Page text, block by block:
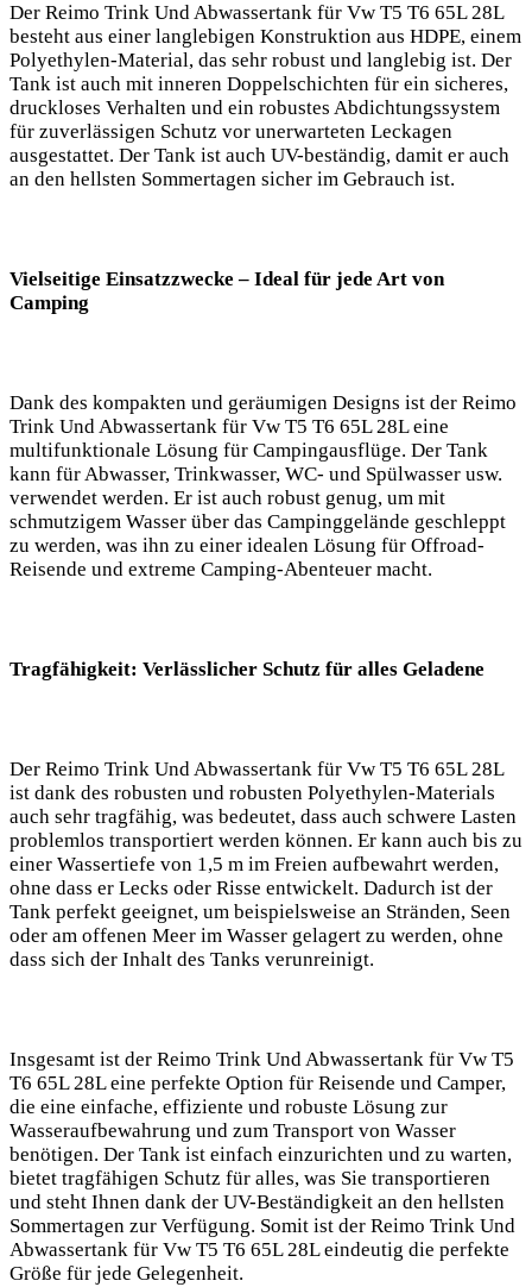
Der Reimo Trink Und Abwassertank für Vw T5 T6 65L 28L
besteht aus einer langlebigen Konstruktion aus HDPE, einem
Polyethylen-Material, das sehr robust und langlebig ist. Der
Tank ist auch mit inneren Doppelschichten für ein sicheres,
druckloses Verhalten und ein robustes Abdichtungssystem
für zuverlässigen Schutz vor unerwarteten Leckagen
ausgestattet. Der Tank ist auch UV-beständig, damit er auch
an den hellsten Sommertagen sicher im Gebrauch ist.
Vielseitige Einsatzzwecke – Ideal für jede Art von
Camping
Dank des kompakten und geräumigen Designs ist der Reimo
Trink Und Abwassertank für Vw T5 T6 65L 28L eine
multifunktionale Lösung für Campingausflüge. Der Tank
kann für Abwasser, Trinkwasser, WC- und Spülwasser usw.
verwendet werden. Er ist auch robust genug, um mit
schmutzigem Wasser über das Campinggelände geschleppt
zu werden, was ihn zu einer idealen Lösung für Offroad-
Reisende und extreme Camping-Abenteuer macht.
Tragfähigkeit: Verlässlicher Schutz für alles Geladene
Der Reimo Trink Und Abwassertank für Vw T5 T6 65L 28L
ist dank des robusten und robusten Polyethylen-Materials
auch sehr tragfähig, was bedeutet, dass auch schwere Lasten
problemlos transportiert werden können. Er kann auch bis zu
einer Wassertiefe von 1,5 m im Freien aufbewahrt werden,
ohne dass er Lecks oder Risse entwickelt. Dadurch ist der
Tank perfekt geeignet, um beispielsweise an Stränden, Seen
oder am offenen Meer im Wasser gelagert zu werden, ohne
dass sich der Inhalt des Tanks verunreinigt.
Insgesamt ist der Reimo Trink Und Abwassertank für Vw T5
T6 65L 28L eine perfekte Option für Reisende und Camper,
die eine einfache, effiziente und robuste Lösung zur
Wasseraufbewahrung und zum Transport von Wasser
benötigen. Der Tank ist einfach einzurichten und zu warten,
bietet tragfähigen Schutz für alles, was Sie transportieren
und steht Ihnen dank der UV-Beständigkeit an den hellsten
Sommertagen zur Verfügung. Somit ist der Reimo Trink Und
Abwassertank für Vw T5 T6 65L 28L eindeutig die perfekte
Größe für jede Gelegenheit.